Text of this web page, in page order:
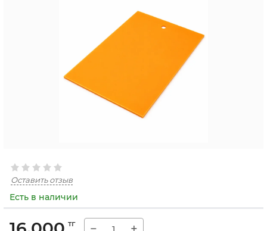
Оставить отзыв
Есть в наличии
тг